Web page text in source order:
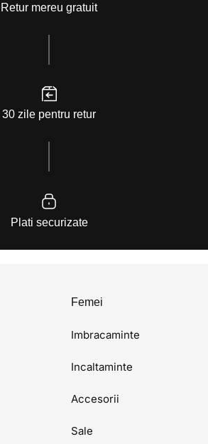
Retur mereu gratuit
30 zile pentru retur
Plati securizate
Femei
Imbracaminte
Incaltaminte
Accesorii
Sale